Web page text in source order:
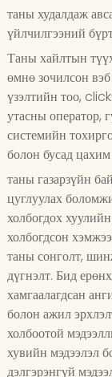
таны худалдаж
үйлчилгээний
Таны хайлтын
өмнө зочилсон
үзэлтийн тоо,
утасны оператор,
системийн
болон бусад цахим
таны газарзүйн
цуглуулах
холбогдох
холбогдсон
таны сонголт,
дүгнэлт. Бид
хамгаалагдсан
болон ажил
холбоотой
хувийн мэдээлэл
дэлгэрэнгүй